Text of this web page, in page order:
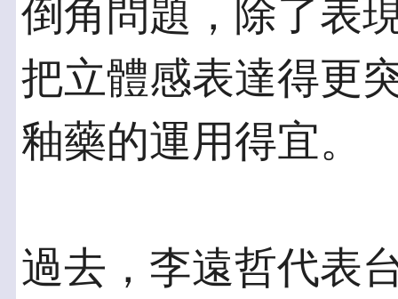
倒角問題，除了表
把立體感表達得更
釉藥的運用得宜。
過去，李遠哲代表